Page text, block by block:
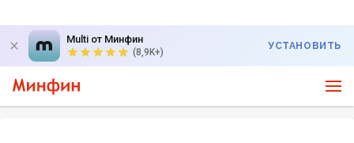
Multi от Минфин
(8,9K+)
УСТАНОВИТЬ